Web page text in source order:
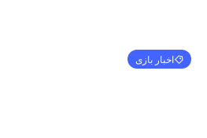
اخبار بازی